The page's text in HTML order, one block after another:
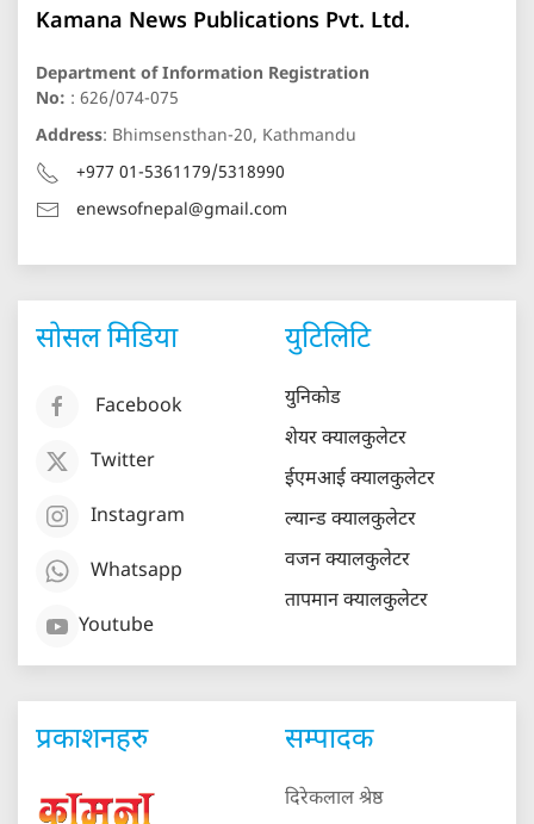
Kamana News Publications Pvt. Ltd.
Department of Information Registration
No: : 626/074-075
Address: Bhimsensthan-20, Kathmandu
+977 01-5361179/5318990
enewsofnepal@gmail.com
सोसल मिडिया
Facebook
Twitter
Instagram
Whatsapp
Youtube
युटिलिटि
युनिकोड
शेयर क्यालकुलेटर
ईएमआई क्यालकुलेटर
ल्यान्ड क्यालकुलेटर
वजन क्यालकुलेटर
तापमान क्यालकुलेटर
प्रकाशनहरु सम्पादक
दिरेकलाल श्रेष्ठ